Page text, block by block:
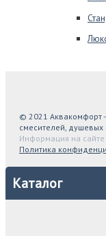
© 2021 Аквакомфорт
смесителей, душевых
Информация на сайте
Политика
Каталог